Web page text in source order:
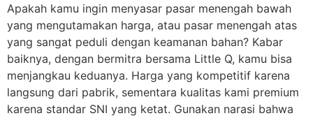
Apakah kamu ingin menyasar pasar menengah bawah
yang mengutamakan harga, atau pasar menengah atas
yang sangat peduli dengan keamanan bahan? Kabar
baiknya, dengan bermitra bersama Little Q, kamu bisa
menjangkau keduanya. Harga yang kompetitif karena
langsung dari pabrik, sementara kualitas kami premium
karena standar SNI yang ketat. Gunakan narasi bahwa